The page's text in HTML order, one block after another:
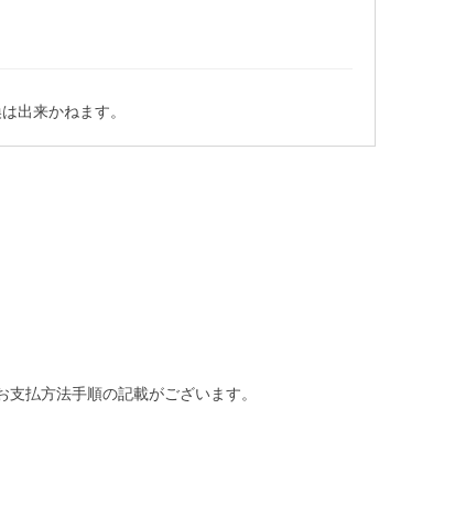
出来かねます。
払方法手順の記載がございます。